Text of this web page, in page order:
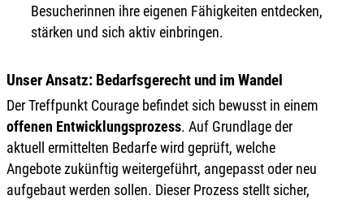
Besucherinnen ihre eigenen Fähigkeiten entdecken,
stärken und sich aktiv einbringen.
Unser Ansatz: Bedarfsgerecht und im Wandel
Der Treffpunkt Courage befindet sich bewusst in einem
offenen Entwicklungsprozess. Auf Grundlage der
aktuell ermittelten Bedarfe wird geprüft, welche
Angebote zukünftig weitergeführt, angepasst oder neu
aufgebaut werden sollen. Dieser Prozess stellt sicher,